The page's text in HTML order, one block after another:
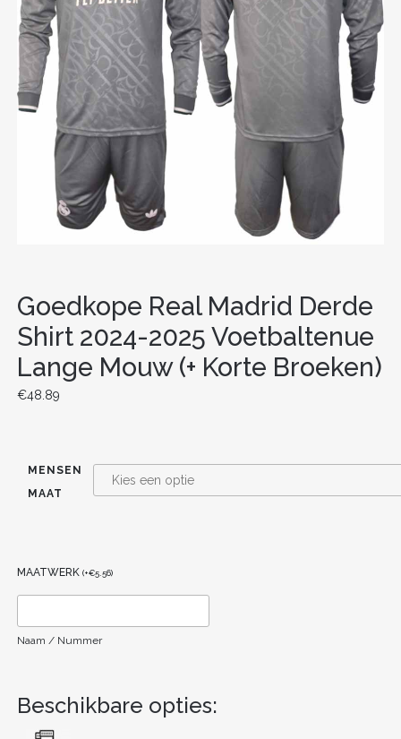
Goedkope Real Madrid Derde
Shirt 2024-2025 Voetbaltenue
Lange Mouw (+ Korte Broeken)
€48.89
MENSEN
MAAT
MAATWERK (+€5.56)
Naam / Nummer
Beschikbare opties: